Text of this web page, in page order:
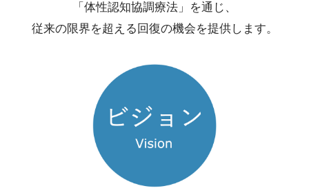
「体性認知協調療法」を通じ、
従来の限界を超える回復の機会を提供します。